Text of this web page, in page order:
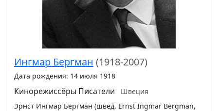
Ингмар Бергман (1918-2007)
Дата рождения: 14 июля 1918
Кинорежиссёры Писатели
Швеция
Эрнст Ингмар Бергман (швед. Ernst Ingmar Bergman,